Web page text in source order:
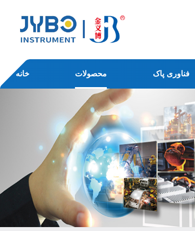
خانه محصولات فناوری پاک